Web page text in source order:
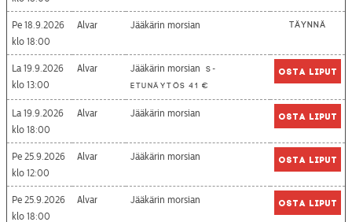
Pe 18.9.2026
18:00
Alvar Jääkärin morsian Täynnä
La 19.9.2026
13:00
Alvar Jääkärin morsian
S-
etunäytös 41 €
Osta liput
La 19.9.2026
18:00
Alvar Jääkärin morsian Osta liput
Pe 25.9.2026
12:00
Alvar Jääkärin morsian Osta liput
Pe 25.9.2026
18:00
Alvar Jääkärin morsian Osta liput